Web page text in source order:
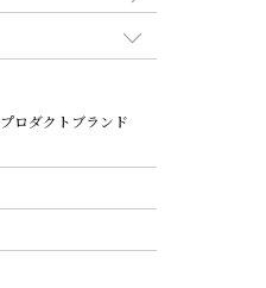
プロダクトブランド